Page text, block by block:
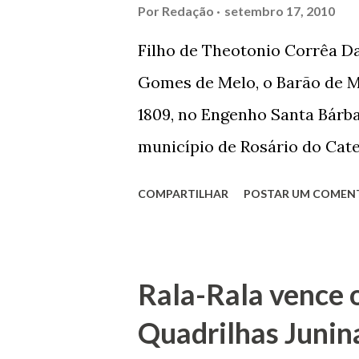
garçon, dono de bar, de
incontáveis vezes que
normal em trocas de gorjetas
Por Redação setembro 17, 2010
Filho de Theotonio Corrêa
Gomes de Melo, o Barão de
1809, no Engenho Santa
município de Rosário do
apontam que alguns
apropriar-se da volumosa
COMPARTILHAR POSTAR UM
Rala-Rala vence
Quadrilhas